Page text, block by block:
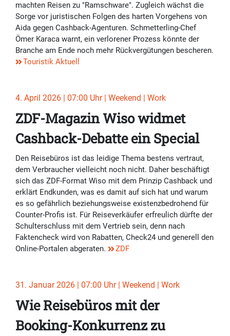
machten Reisen zu "Ramschware". Zugleich wächst die
Sorge vor juristischen Folgen des harten Vorgehens von
Aida gegen Cashback-Agenturen. Schmetterling-Chef
Ömer Karaca warnt, ein verlorener Prozess könnte der
Branche am Ende noch mehr Rückvergütungen bescheren.
Touristik Aktuell
4. April 2026 | 07:00 Uhr | Weekend | Work
ZDF-Magazin Wiso widmet
Cashback-Debatte ein Special
Den Reisebüros ist das leidige Thema bestens vertraut,
dem Verbraucher vielleicht noch nicht. Daher beschäftigt
sich das ZDF-Format Wiso mit dem Prinzip Cashback und
erklärt Endkunden, was es damit auf sich hat und warum
es so gefährlich beziehungsweise existenzbedrohend für
Counter-Profis ist. Für Reiseverkäufer erfreulich dürfte der
Schulterschluss mit dem Vertrieb sein, denn nach
Faktencheck wird von Rabatten, Check24 und generell den
Online-Portalen abgeraten.
ZDF
31. Januar 2026 | 07:00 Uhr | Weekend | Work
Wie Reisebüros mit der
Booking-Konkurrenz zu